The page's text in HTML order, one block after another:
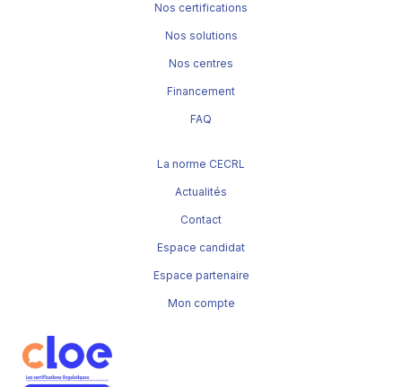
Nos certifications
Nos solutions
Nos centres
Financement
FAQ
La norme CECRL
Actualités
Contact
Espace candidat
Espace partenaire
Mon compte